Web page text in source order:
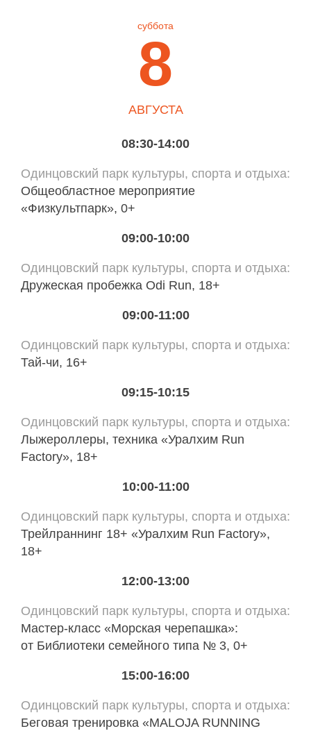
суббота
8
АВГУСТА
08:30-14:00
Одинцовский парк культуры, спорта и отдыха
Общеобластное мероприятие
«Физкультпарк», 0+
09:00-10:00
Одинцовский парк культуры, спорта и отдыха
Дружеская пробежка Odi Run, 18+
09:00-11:00
Одинцовский парк культуры, спорта и отдыха
Тай-чи, 16+
09:15-10:15
Одинцовский парк культуры, спорта и отдыха
Лыжероллеры, техника «Уралхим Run
Factory», 18+
10:00-11:00
Одинцовский парк культуры, спорта и отдыха
Трейлраннинг 18+ «Уралхим Run Factory»,
18+
12:00-13:00
Одинцовский парк культуры, спорта и отдыха
Мастер-класс «Морская черепашка»:
от Библиотеки семейного типа № 3, 0+
15:00-16:00
Одинцовский парк культуры, спорта и отдыха
Беговая тренировка «MALOJA RUNNING